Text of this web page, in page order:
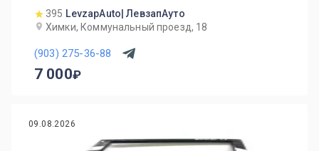
395 LevzapAuto| ЛевзапАуто
Химки, Коммунальный проезд, 18
(903) 275-36-88
7 000
09.08.2026